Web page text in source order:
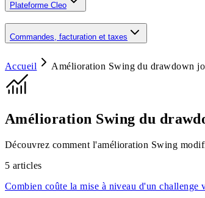
Plateforme Cleo
Commandes, facturation et taxes
Accueil Amélioration Swing du drawdown
Amélioration Swing du
Découvrez comment l'amélioration Swing
5 articles
Combien coûte la mise à niveau d'un challenge